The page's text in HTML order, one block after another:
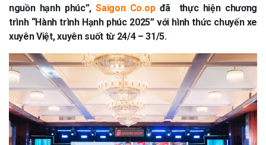
nguồn hạnh phúc”,Saigon Co.opđã thực hiện chương
trình “Hành trình Hạnh phúc 2025” với hình thức chuyến xe
xuyên Việt, xuyên suốt từ 24/4 – 31/5.